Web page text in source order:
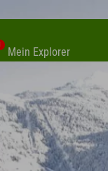
Mein Explorer